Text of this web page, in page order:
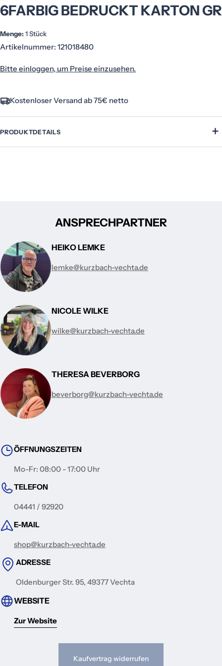
6FARBIG BEDRUCKT KARTON GR
Menge: 1 Stück
Artikelnummer: 121018480
Bitte einloggen, um Preise einzusehen.
Kostenloser Versand ab 75€ netto
PRODUKTDETAILS +
ANSPRECHPARTNER
HEIKO LEMKE
lemke@kurzbach-vechta.de
NICOLE WILKE
wilke@kurzbach-vechta.de
THERESA BEVERBORG
beverborg@kurzbach-vechta.de
ÖFFNUNGSZEITEN
Mo-Fr: 08:00 - 17:00 Uhr
TELEFON
04441 / 92920
E-MAIL
shop@kurzbach-vechta.de
ADRESSE
Oldenburger Str. 95, 49377 Vechta
WEBSITE
Zur Website
Kaufvertrag widerrufen